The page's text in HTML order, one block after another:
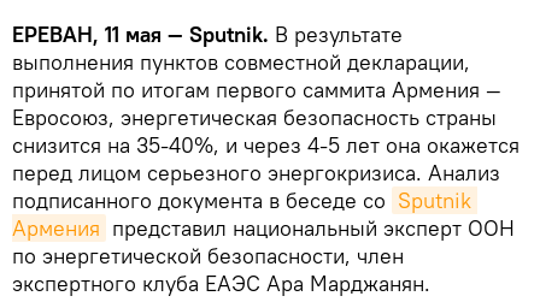
ЕРЕВАН, 11 мая — Sputnik. В результате
выполнения пунктов совместной декларации,
принятой по итогам первого саммита Армения —
Евросоюз, энергетическая безопасность страны
снизится на 35-40%, и через 4-5 лет она окажется
перед лицом серьезного энергокризиса. Анализ
подписанного документа в беседе со Sputnik
Армения представил национальный эксперт ООН
по энергетической безопасности, член
экспертного клуба ЕАЭС Ара Марджанян.